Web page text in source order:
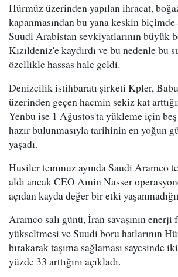
Hürmüz üzerinden yapılan ihracat,
kapanmasından bu yana keskin
Suudi Arabistan sevkiyatlarının büyük
Kızıldeniz'e kaydırdı ve bu nedenle bu
özellikle hassas hale geldi.
Denizcilik istihbaratı şirketi Kpler,
üzerinden geçen hacmin sekiz kat
Yenbu ise 1 Ağustos'ta yükleme için
hazır bulunmasıyla tarihinin en yoğun
yaşadı.
Husiler temmuz ayında Saudi Aramco
aldı ancak CEO Amin Nasser
açıdan kayda değer bir etki
Aramco salı günü, İran savaşının enerji
yükseltmesi ve Suudi boru hatlarının
bırakarak taşıma sağlaması sayesinde
yüzde 33 arttığını açıkladı.